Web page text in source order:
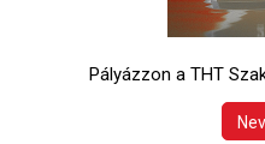
Pályázzon a THT